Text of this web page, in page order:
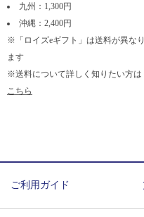
九州：1,300円
沖縄：2,400円
※「ロイズeギフト」は送料が異なり
ます
※送料について詳しく知りたい方は
こちら
ご利用ガイド